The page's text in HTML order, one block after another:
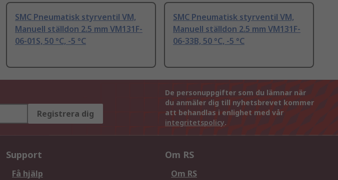
SMC Pneumatisk styrventil VM,
Manuell ställdon 2.5 mm VM131F-
06-01S, 50 °C, -5 °C
SMC Pneumatisk styrventil VM,
Manuell ställdon 2.5 mm VM131F-
06-33B, 50 °C, -5 °C
Registrera dig
De personuppgifter som du lämnar när
du anmäler dig till nyhetsbrevet kommer
att behandlas i enlighet med vår
integritetspolicy.
Support
Få hjälp
Om RS
Om RS